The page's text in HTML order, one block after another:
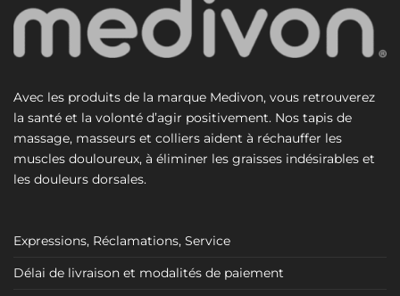
Avec les produits de la marque Medivon, vous retrouverez
la santé et la volonté d’agir positivement. Nos tapis de
massage, masseurs et colliers aident à réchauffer les
muscles douloureux, à éliminer les graisses indésirables et
les douleurs dorsales.
Expressions, Réclamations, Service
Délai de livraison et modalités de paiement